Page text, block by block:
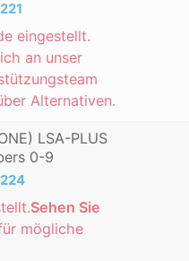
eingestellt.
an unser
Alternativen.
LSA-PLUS
0-9
Sehen Sie
mögliche